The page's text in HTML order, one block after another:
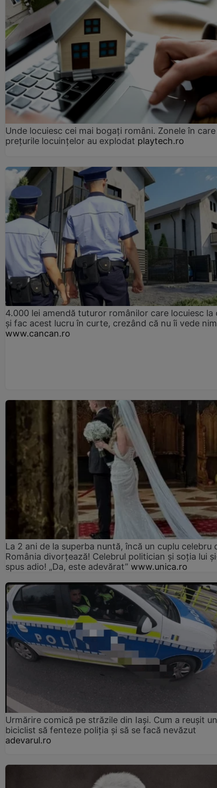
Unde locuiesc cei mai bogați români. Zonele în care
prețurile locuințelor au explodat playtech.ro
4.000 lei amendă tuturor românilor care locuiesc la
și fac acest lucru în curte, crezând că nu îi vede
www.cancan.ro
La 2 ani de la superba nuntă, încă un cuplu celebru
România divorțează! Celebrul politician și soția lui
spus adio! „Da, este adevărat” www.unica.ro
Urmărire comică pe străzile din Iași. Cum a reușit un
biciclist să fenteze poliția și să se facă nevăzut
adevarul.ro